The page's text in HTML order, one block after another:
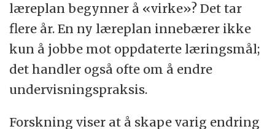
læreplan begynner å «virke»? Det tar
flere år. En ny læreplan innebærer ikke
kun å jobbe mot oppdaterte læringsmål;
det handler også ofte om å endre
undervisningspraksis.
Forskning viser at å skape varig endring